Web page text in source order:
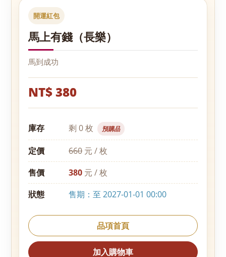
開運紅包
馬上有錢（長樂）
馬到成功
NT$ 380
庫存 剩 0 枚 預購品
定價 660 元 / 枚
售價
380 元 / 枚
狀態
售期：至 2027-01-01 00:00
品項首頁
加入購物車